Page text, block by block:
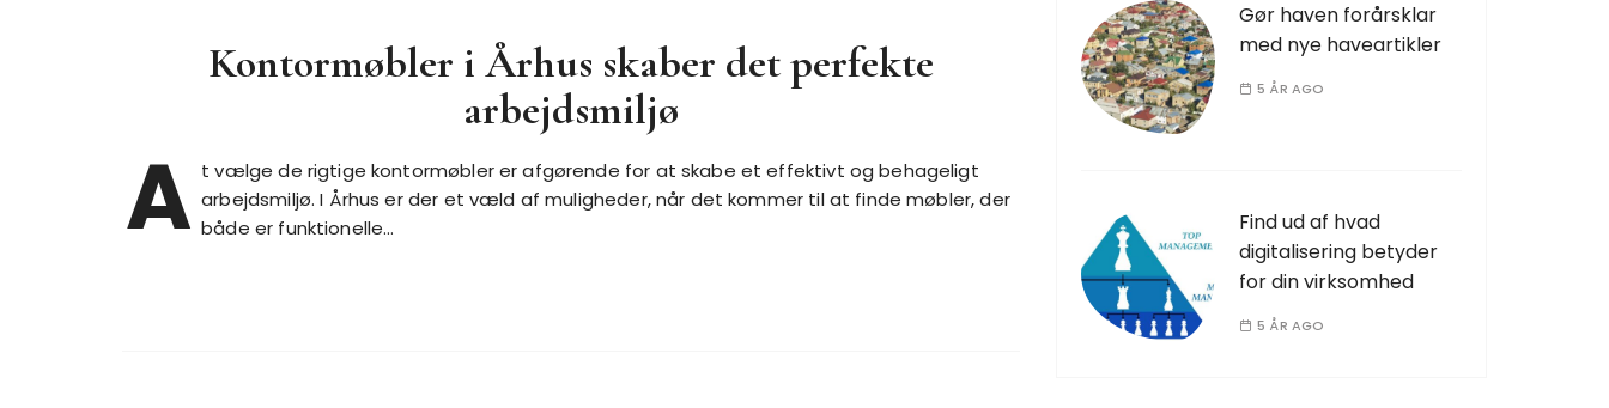
Kontormøbler i Århus skaber det perfekte
arbejdsmiljø
A t vælge de rigtige kontormøbler er afgørende for at skabe et effektivt og behageligt
arbejdsmiljø. I Århus er der et væld af muligheder, når det kommer til at finde møbler, der
både er funktionelle…
Gør haven forårsklar
med nye haveartikler
5 ÅR AGO
Find ud af hvad
digitalisering betyder
for din virksomhed
5 ÅR AGO